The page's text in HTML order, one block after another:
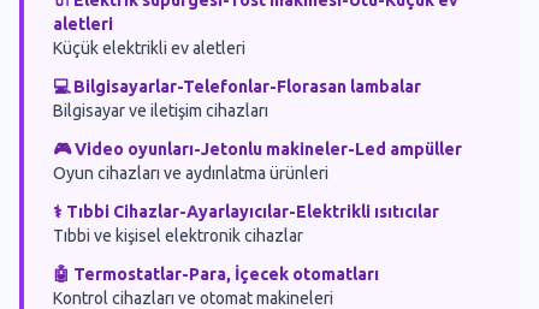
Atık Konteyner 20
Atık Konteyner 22
Atık Konteyner 23
Atık Konteyner 24
Atık Konteyner 25
aletleri
Küçük elektrikli ev aletleri
💻 Bilgisayarlar-Telefonlar-Florasan lambalar
Bilgisayar ve iletişim cihazları
🎮 Video oyunları-Jetonlu makineler-Led ampüller
Oyun cihazları ve aydınlatma ürünleri
⚕️ Tıbbi Cihazlar-Ayarlayıcılar-Elektrikli ısıtıcılar
Tıbbi ve kişisel elektronik cihazlar
🤖 Termostatlar-Para, İçecek otomatları
Kontrol cihazları ve otomat makineleri